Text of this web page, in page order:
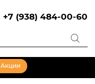
+7 (938) 484-00-60
Акции